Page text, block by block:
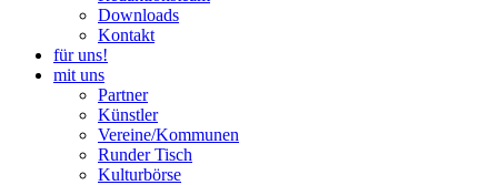
Downloads
Kontakt
für uns!
mit uns
Partner
Künstler
Vereine/Kommunen
Runder Tisch
Kulturbörse